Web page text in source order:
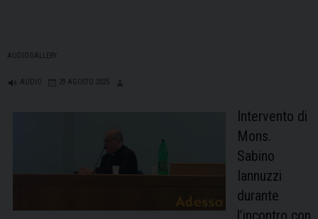
AUDIOGALLERY
AUDIO 29 AGOSTO 2025
Intervento di
Mons.
Sabino
Iannuzzi
durante